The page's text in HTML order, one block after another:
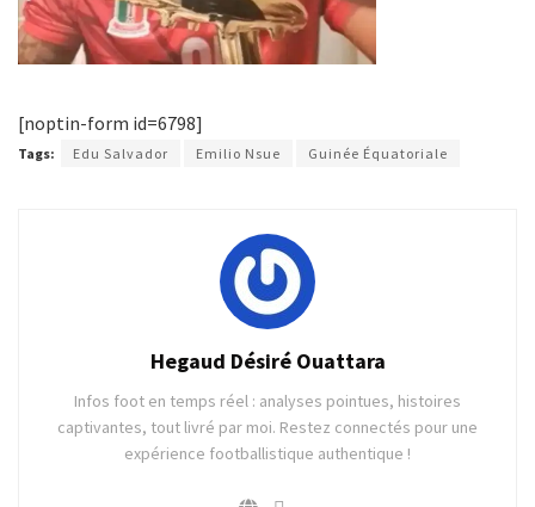
[noptin-form id=6798]
Tags: Edu Salvador Emilio Nsue Guinée Équatoriale
Hegaud Désiré Ouattara
Infos foot en temps réel : analyses pointues, histoires
captivantes, tout livré par moi. Restez connectés pour une
expérience footballistique authentique !